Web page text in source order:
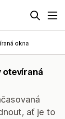
okna
otevíraná
ať je to